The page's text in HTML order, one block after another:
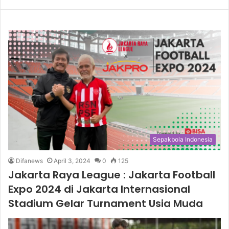
Sepakbola Indonesia
Difanews April 3, 2024 0 125
Jakarta Raya League : Jakarta Football
Expo 2024 di Jakarta Internasional
Stadium Gelar Turnament Usia Muda